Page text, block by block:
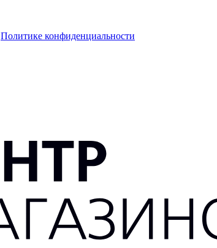
Политике конфиденциальности